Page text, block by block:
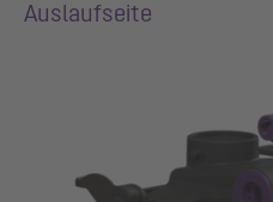
Auslaufseite